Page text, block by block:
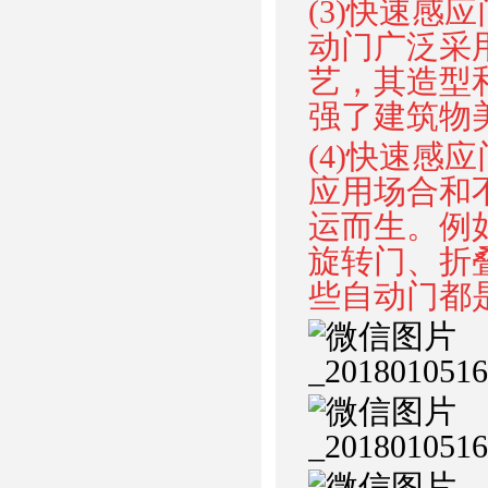
(3)快速感
动门广泛采
艺，其造型
强了建筑物
(4)快速感
应用场合和
运而生。例
旋转门、折
些自动门都